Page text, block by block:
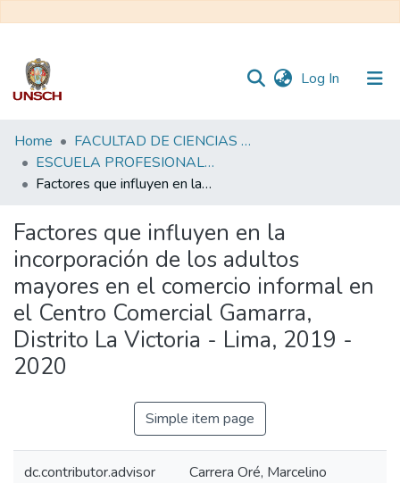
Log In (current)
Communities
&
Collections
Statistics
Home
FACULTAD DE CIENCIAS SOCIALES
ESCUELA PROFESIONAL DE TRABAJO SOCIAL
Factores que influyen en la incorporación de los adultos mayores en el comercio informal en el Centro Comercial Gamarra, Distrito La Victoria - Lima, 2019 - 2020
Factores que influyen en la
incorporación de los adultos
mayores en el comercio informal en
el Centro Comercial Gamarra,
Distrito La Victoria - Lima, 2019 -
2020
Simple item page
dc.contributor.advisor Carrera Oré, Marcelino